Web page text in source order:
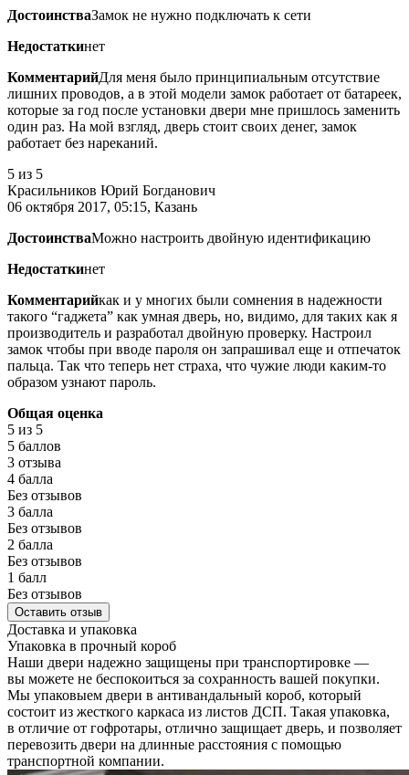
ДостоинстваЗамок не нужно подключать к сети
Недостаткинет
КомментарийДля меня было принципиальным отсутствие
лишних проводов, а в этой модели замок работает от батареек,
которые за год после установки двери мне пришлось заменить
один раз. На мой взгляд, дверь стоит своих денег, замок
работает без нареканий.
5 из 5
Красильников Юрий Богданович
06 октября 2017, 05:15, Казань
ДостоинстваМожно настроить двойную идентификацию
Недостаткинет
Комментарийкак и у многих были сомнения в надежности
такого “гаджета” как умная дверь, но, видимо, для таких как я
производитель и разработал двойную проверку. Настроил
замок чтобы при вводе пароля он запрашивал еще и отпечаток
пальца. Так что теперь нет страха, что чужие люди каким-то
образом узнают пароль.
Общая оценка
5 из 5
5 баллов
3 отзыва
4 балла
Без отзывов
3 балла
Без отзывов
2 балла
Без отзывов
1 балл
Без отзывов
Оставить отзыв
Доставка и упаковка
Упаковка в прочный короб
Наши двери надежно защищены при транспортировке —
вы можете не беспокоиться за сохранность вашей покупки.
Мы упаковыем двери в антивандальный короб, который
состоит из жесткого каркаса из листов ДСП. Такая упаковка,
в отличие от гофротары, отлично защищает дверь, и позволяет
перевозить двери на длинные расстояния с помощью
транспортной компании.